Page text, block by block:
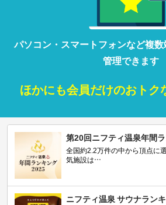
パソコン・ スマートフォンなど複
管理できます
ほかにも会員だけのおトク
第20回ニフティ温泉年間
全国約2.2万件の中から頂点に
気施設は…
ニフティ温泉 サウナラン